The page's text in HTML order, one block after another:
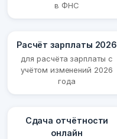
в ФНС
Расчёт зарплаты 2026
для расчёта зарплаты с
учётом изменений 2026
года
Сдача отчётности
онлайн